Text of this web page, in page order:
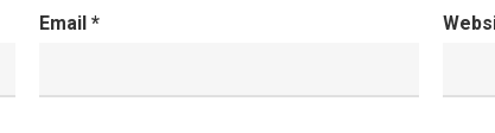
Email *